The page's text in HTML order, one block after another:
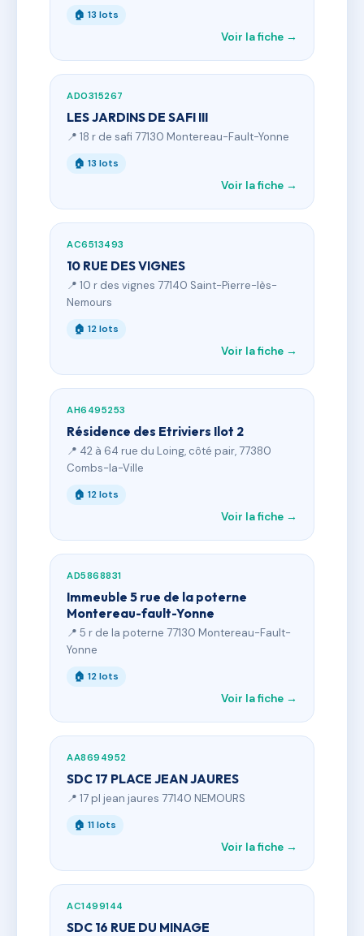
🏠 13 lots
Voir la fiche →
AD0315267
LES JARDINS DE SAFI III
📍 18 r de safi 77130 Montereau-Fault-Yonne
🏠 13 lots
Voir la fiche →
AC6513493
10 RUE DES VIGNES
📍 10 r des vignes 77140 Saint-Pierre-lès-
Nemours
🏠 12 lots
Voir la fiche →
AH6495253
Résidence des Etriviers Ilot 2
📍 42 à 64 rue du Loing, côté pair, 77380
Combs-la-Ville
🏠 12 lots
Voir la fiche →
AD5868831
Immeuble 5 rue de la poterne
Montereau-fault-Yonne
📍 5 r de la poterne 77130 Montereau-Fault-
Yonne
🏠 12 lots
Voir la fiche →
AA8694952
SDC 17 PLACE JEAN JAURES
📍 17 pl jean jaures 77140 NEMOURS
🏠 11 lots
Voir la fiche →
AC1499144
SDC 16 RUE DU MINAGE